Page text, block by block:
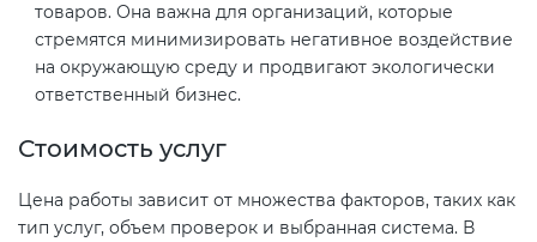
товаров. Она важна для организаций, которые
стремятся минимизировать негативное воздействие
на окружающую среду и продвигают экологически
ответственный бизнес.
Стоимость услуг
Цена работы зависит от множества факторов, таких как
тип услуг, объем проверок и выбранная система. В